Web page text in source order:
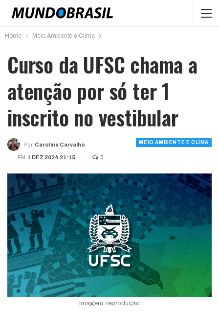
Home Meio Ambiente e Clima
Curso da UFSC chama a
atenção por só ter 1
inscrito no vestibular
MEIO AMBIENTE E CLIMA
Por Carolina Carvalho
EM 1 DEZ 2024 21:15 0
Imagem: reprodução